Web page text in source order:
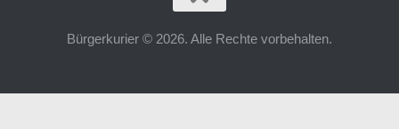
Bürgerkurier © 2026. Alle Rechte vorbehalten.